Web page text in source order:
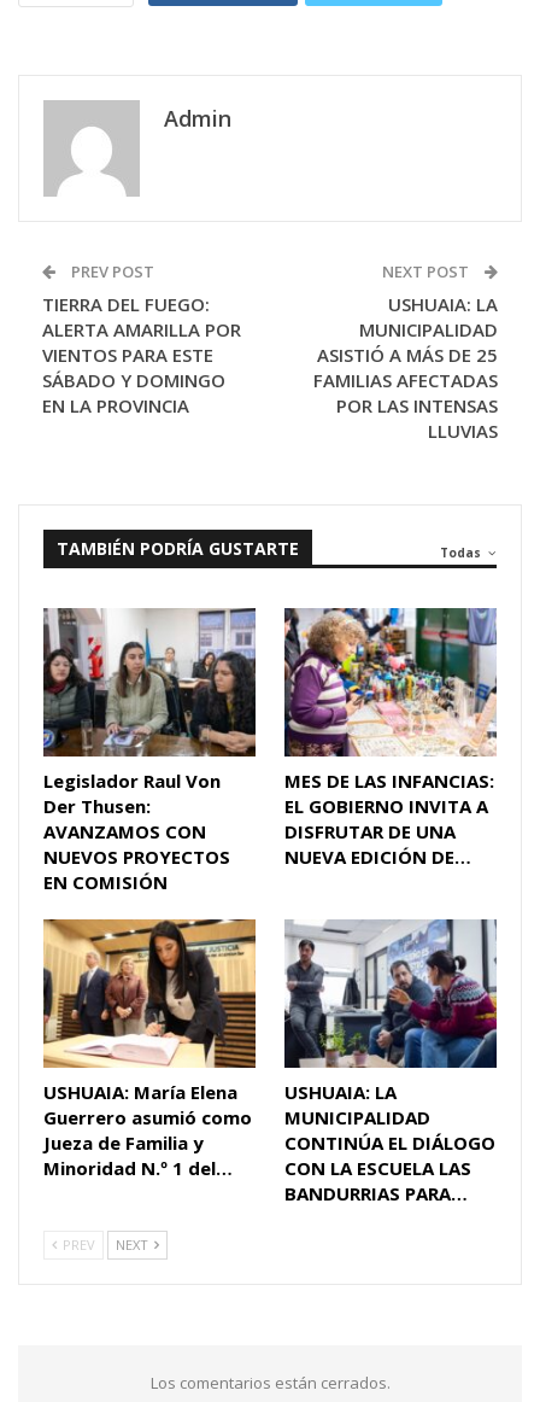
Admin
PREV POST
TIERRA DEL FUEGO:
ALERTA AMARILLA POR
VIENTOS PARA ESTE
SÁBADO Y DOMINGO
EN LA PROVINCIA
NEXT POST
USHUAIA: LA
MUNICIPALIDAD
ASISTIÓ A MÁS DE 25
FAMILIAS AFECTADAS
POR LAS INTENSAS
LLUVIAS
Todas
TAMBIÉN PODRÍA GUSTARTE
Legislador Raul Von
Der Thusen:
AVANZAMOS CON
NUEVOS PROYECTOS
EN COMISIÓN
MES DE LAS INFANCIAS:
EL GOBIERNO INVITA A
DISFRUTAR DE UNA
NUEVA EDICIÓN DE…
USHUAIA: María Elena
Guerrero asumió como
Jueza de Familia y
Minoridad N.º 1 del…
USHUAIA: LA
MUNICIPALIDAD
CONTINÚA EL DIÁLOGO
CON LA ESCUELA LAS
BANDURRIAS PARA…
PREV NEXT
Los comentarios están cerrados.